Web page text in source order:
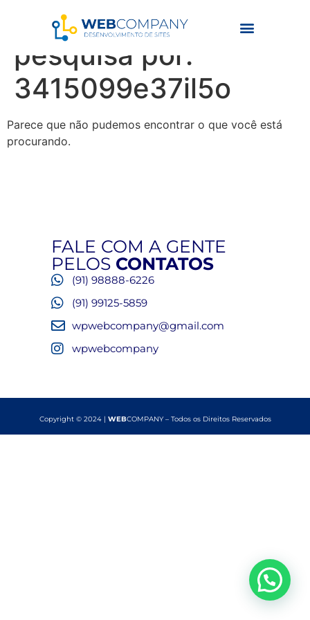
Resultados da
pesquisa por:
3415099e37il5o
Parece que não pudemos encontrar o que você está
procurando.
FALE COM A GENTE
PELOS CONTATOS
(91) 98888-6226
(91) 99125-5859
wpwebcompany@gmail.com
wpwebcompany
Copyright © 2024 | WEBCOMPANY – Todos os Direitos Reservados